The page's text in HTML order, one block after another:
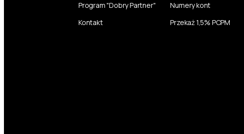
Program "Dobry Partner"
Kontakt
Numery kont
Przekaż 1,5% PCPM